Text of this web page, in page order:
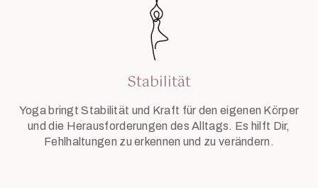
Stabilität
Yoga bringt Stabilität und Kraft für den eigenen Körper
und die Herausforderungen des Alltags. Es hilft Dir,
Fehlhaltungen zu erkennen und zu verändern.